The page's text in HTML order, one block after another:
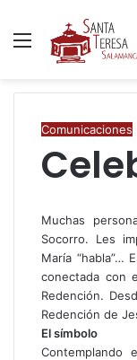
Menú
Comunicaciones
Muchas
Socorro. Les
María “habla”…
conectada con
Redención.
Redención de
El símbolo
Contemplando